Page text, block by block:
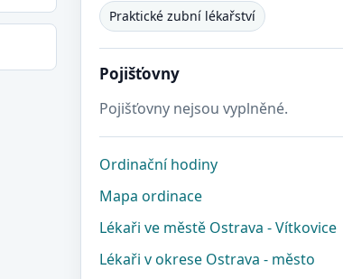
Praktické zubní lékařství
Pojišťovny
Pojišťovny nejsou vyplněné.
Ordinační hodiny
Mapa ordinace
Lékaři ve městě Ostrava - Vítkovice
Lékaři v okrese Ostrava - město